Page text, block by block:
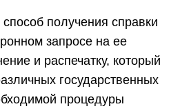
получения справки
запросе на ее
и распечатку, который
государственных
процедуры